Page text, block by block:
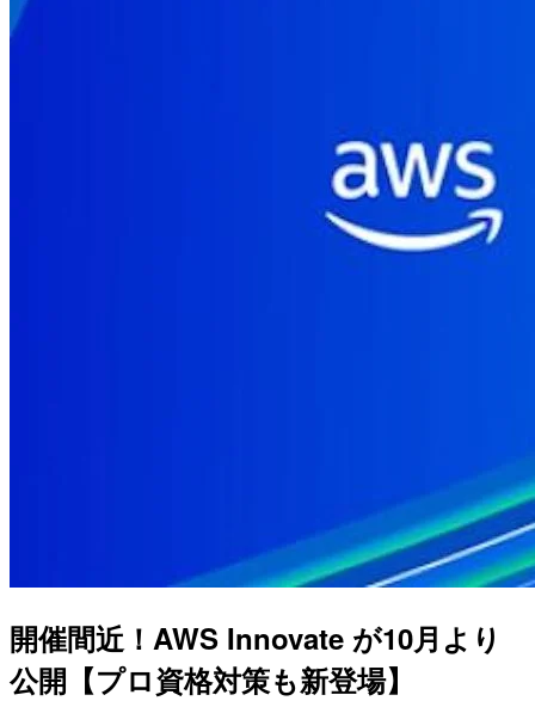
開催間近！AWS Innovate が10月より
公開【プロ資格対策も新登場】